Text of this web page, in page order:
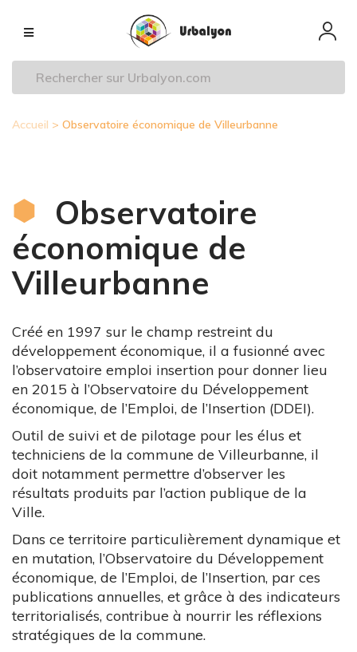
principal
Navigation
principale
Accueil Observatoire économique de Villeurbanne
Observatoire
économique de
Villeurbanne
Créé en 1997 sur le champ restreint du
développement économique, il a fusionné avec
l’observatoire emploi insertion pour donner lieu
en 2015 à l’Observatoire du Développement
économique, de l’Emploi, de l’Insertion (DDEI).
Outil de suivi et de pilotage pour les élus et
techniciens de la commune de Villeurbanne, il
doit notamment permettre d’observer les
résultats produits par l’action publique de la
Ville.
Dans ce territoire particulièrement dynamique et
en mutation, l’Observatoire du Développement
économique, de l’Emploi, de l’Insertion, par ces
publications annuelles, et grâce à des indicateurs
territorialisés, contribue à nourrir les réflexions
stratégiques de la commune.